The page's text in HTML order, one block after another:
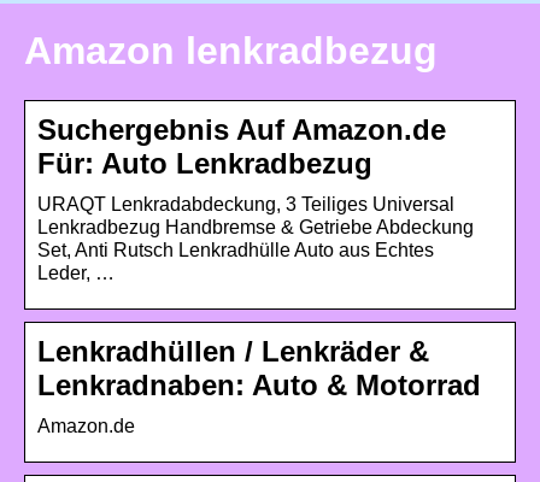
Amazon lenkradbezug
Suchergebnis Auf Amazon.de
Für: Auto Lenkradbezug
URAQT Lenkradabdeckung, 3 Teiliges Universal
Lenkradbezug Handbremse & Getriebe Abdeckung
Set, Anti Rutsch Lenkradhülle Auto aus Echtes
Leder, …
Lenkradhüllen / Lenkräder &
Lenkradnaben: Auto & Motorrad
Amazon.de